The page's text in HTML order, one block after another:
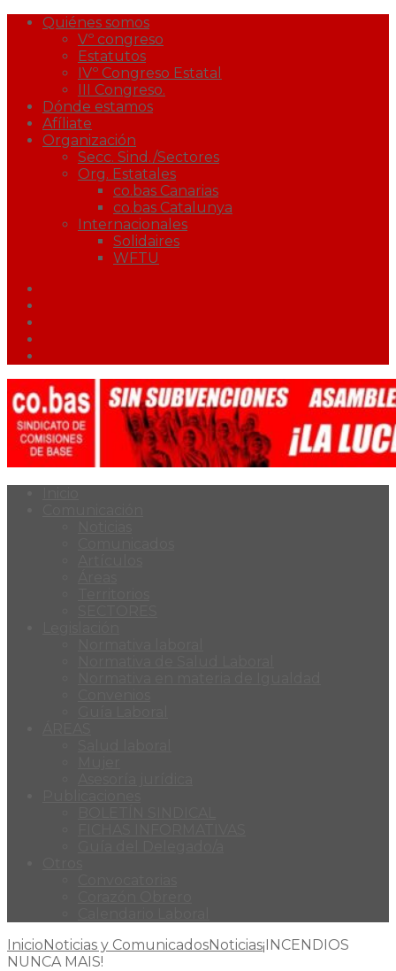
Quiénes somos
Vº congreso
Estatutos
IVº Congreso Estatal
III Congreso.
Dónde estamos
Afíliate
Organización
Secc. Sind./Sectores
Org. Estatales
co.bas Canarias
co.bas Catalunya
Internacionales
Solidaires
WFTU
InicioNoticias y ComunicadosNoticias¡INCENDIOS
NUNCA MAIS!